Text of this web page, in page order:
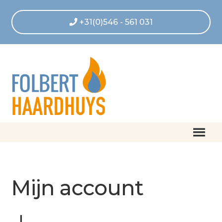
+31(0)546 - 561 031
Algemene voorwaarden
Mijn account